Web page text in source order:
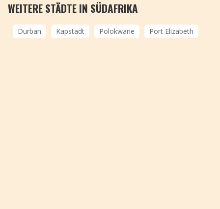
WEITERE STÄDTE IN SÜDAFRIKA
Durban Kapstadt Polokwane Port Elizabeth